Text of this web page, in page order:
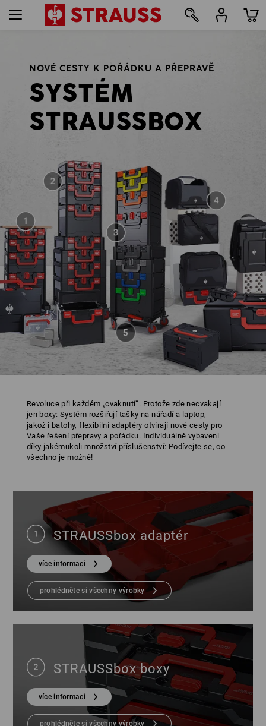
NOVÉ CESTY K POŘÁDKU A PŘEPRAVĚ
SYSTÉM
STRAUSSBOX
Revoluce při každém „cvaknutí“. Protože zde necvakají
jen boxy: Systém rozšiřují tašky na nářadí a laptop,
jakož i batohy, flexibilní adaptéry otvírají nové cesty pro
Vaše řešení přepravy a pořádku. Individuálně vybaveni
díky jakémukoli množství příslušenství: Podívejte se, co
všechno je možné!
STRAUSSbox adaptér
více informací
prohlédněte si všechny výrobky
STRAUSSbox boxy
více informací
prohlédněte si všechny výrobky